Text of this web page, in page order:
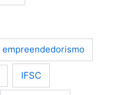
empreendedorismo
IFSC